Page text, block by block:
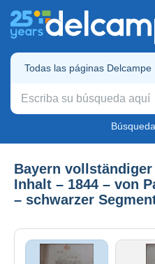
Todas las páginas Delcampe
Bayern
Inhalt – 1844 – von
– schwarzer